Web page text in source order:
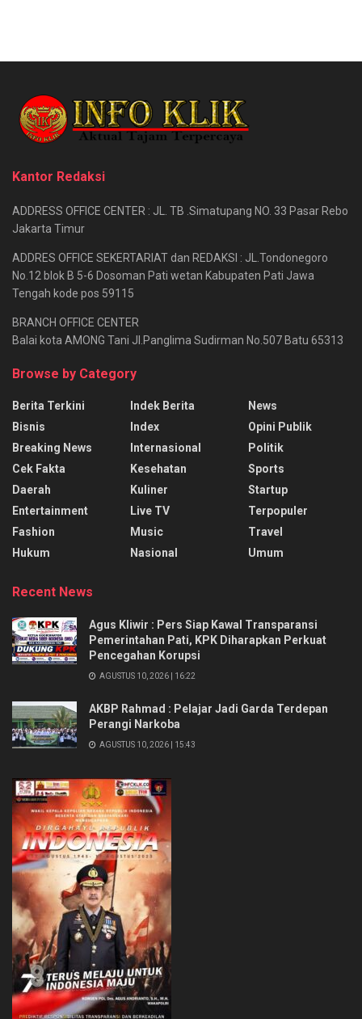
Kantor Redaksi
ADDRESS OFFICE CENTER : JL. TB .Simatupang NO. 33 Pasar Rebo
Jakarta Timur
ADDRES OFFICE SEKERTARIAT dan REDAKSI : JL.Tondonegoro
No.12 blok B 5-6 Dosoman Pati wetan Kabupaten Pati Jawa
Tengah kode pos 59115
BRANCH OFFICE CENTER
Balai kota AMONG Tani Jl.Panglima Sudirman No.507 Batu 65313
Browse by Category
Berita Terkini
Bisnis
Breaking News
Cek Fakta
Daerah
Entertainment
Fashion
Hukum
Indek Berita
Index
Internasional
Kesehatan
Kuliner
Live TV
Music
Nasional
News
Opini Publik
Politik
Sports
Startup
Terpopuler
Travel
Umum
Recent News
Agus Kliwir : Pers Siap Kawal Transparansi
Pemerintahan Pati, KPK Diharapkan Perkuat
Pencegahan Korupsi
AGUSTUS 10, 2026 | 16:22
AKBP Rahmad : Pelajar Jadi Garda Terdepan
Perangi Narkoba
AGUSTUS 10, 2026 | 15:43